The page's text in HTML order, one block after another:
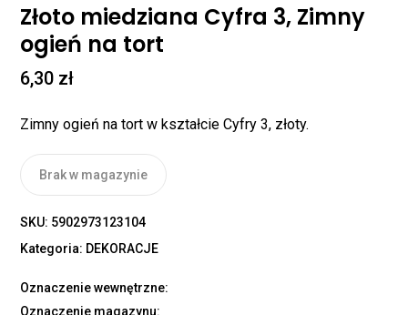
Złoto miedziana Cyfra 3, Zimny
ogień na tort
6,30 zł
Zimny ogień na tort w kształcie Cyfry 3, złoty.
Brak w magazynie
SKU: 5902973123104
Kategoria: DEKORACJE
Oznaczenie wewnętrzne:
Oznaczenie magazynu: